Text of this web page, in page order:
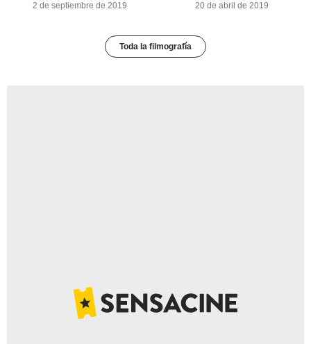
2 de septiembre de 2019 20 de abril de 2019
Toda la filmografía